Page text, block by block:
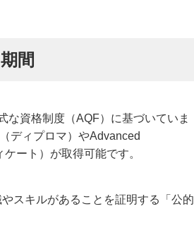
間
な資格制度（AQF）に基づいていま
ディプロマ）やAdvanced
ート）が取得可能です。
スキルがあることを証明する「公的